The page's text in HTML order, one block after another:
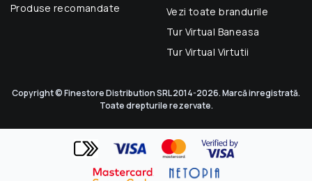
Produse recomandate
Vezi toate brandurile
Tur Virtual Baneasa
Tur Virtual Virtutii
Copyright © Finestore Distribution SRL 2014-2026. Marcă inregistrată.
Toate drepturile rezervate.